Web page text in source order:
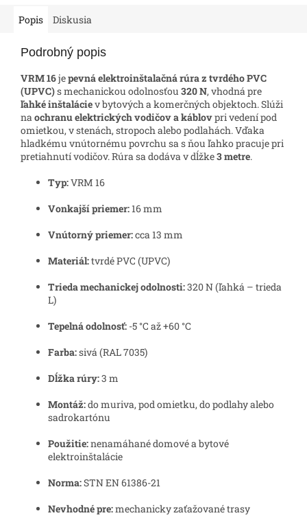
Popis Diskusia
Podrobný popis
VRM 16jepevná elektroinštalačná rúra z tvrdého PVC
(UPVC)s mechanickou odolnosťou 320 N, vhodná pre
ľahké inštaláciev bytových a komerčných objektoch. Slúži
naochranu elektrických vodičov a káblovpri vedení pod
omietkou, v stenách, stropoch alebo podlahách. Vďaka
hladkému vnútornému povrchu sa s ňou ľahko pracuje pri
pretiahnutí vodičov. Rúra sa dodáva v dĺžke3 metre.
Typ:VRM 16
Vonkajší priemer:16 mm
Vnútorný priemer:cca 13 mm
Materiál:tvrdé PVC (UPVC)
Trieda mechanickej odolnosti:320 N (ľahká – trieda
L)
Tepelná odolnosť: -5 °C až +60 °C
Farba:sivá (RAL 7035)
Dĺžka rúry:3 m
Montáž:do muriva, pod omietku, do podlahy alebo
sadrokartónu
Použitie:nenamáhané domové a bytové
elektroinštalácie
Norma:STN EN 61386-21
Nevhodné pre:mechanicky zaťažované trasy